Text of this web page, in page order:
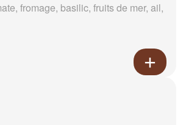
fromage, basilic, fruits de mer, ail,